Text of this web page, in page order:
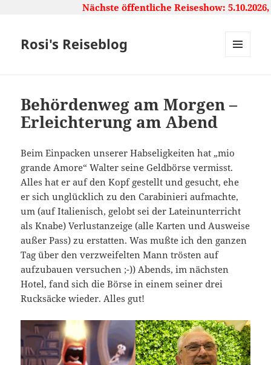
Nächste öffentliche Reiseshow:
Rosi's Reiseblog
Behördenweg am Morgen –
Erleichterung am Abend
Beim Einpacken unserer Habseligkeiten hat „mio
grande Amore“ Walter seine Geldbörse vermisst.
Alles hat er auf den Kopf gestellt und gesucht, ehe
er sich unglücklich zu den Carabinieri aufmachte,
um (auf Italienisch, gelobt sei der Lateinunterricht
als Knabe) Verlustanzeige (alle Karten und Ausweise
außer Pass) zu erstatten. Was mußte ich den ganzen
Tag über den verzweifelten Mann trösten auf
aufzubauen versuchen ;-)) Abends, im nächsten
Hotel, fand sich die Börse in einem seiner drei
Rucksäcke wieder. Alles gut!